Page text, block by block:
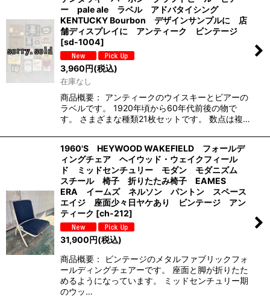
ー pale ale ラベル アドバタイシング
KENTUCKY Bourbon デザインサンプルに 店
舗ディスプレイに アンティーク ビンテージ
[sd-1004]
3,960円(税込)
在庫なし
商品概要： アンティークのウイスキーとビアーの
ラベルです。 1920年頃から60年代前後の物で
す。 さまざまな種類21枚セットです。 数点は複…
1960'S HEYWOOD WAKEFIELD フォールデ
ィングチェア ヘイウッド・ウェイクフィール
ド ミッドセンチュリー モダン モダニズム
スチール 椅子 折りたたみ椅子 EAMES
ERA イームズ ネルソン パントン スペース
エイジ 座面少々日ヤケあり ビンテージ アン
ティーク [ch-212]
31,900円(税込)
商品概要： ビンテージのメタルファブリックフォ
ールディングチェアーです。 座面と脚が折りたた
めるようになっています。 ミッドセンチュリー期
のウッ…